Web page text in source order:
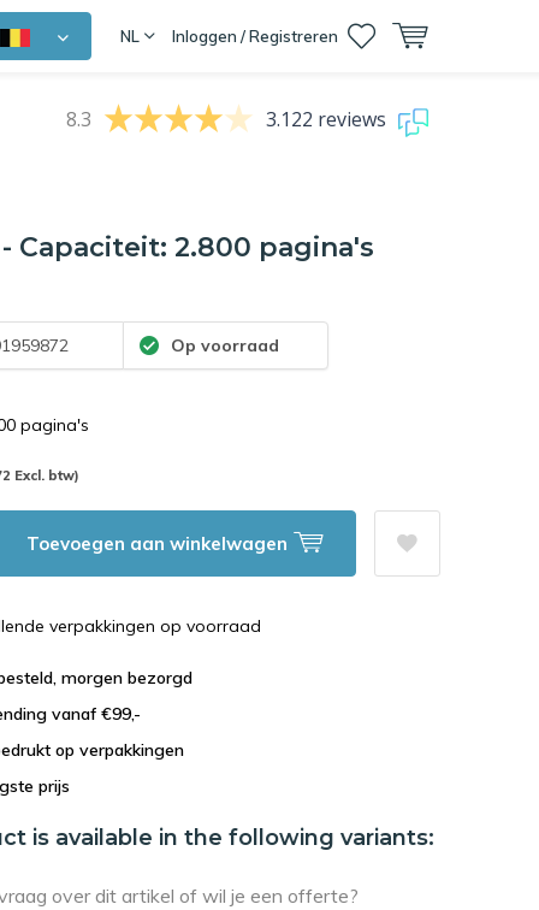
NL Inloggen / Registreren
8.3 3.122 reviews
- Capaciteit: 2.800 pagina's
Op voorraad
pagina's
Excl. btw)
Toevoegen aan winkelwagen
verpakkingen op voorraad
morgen bezorgd
vanaf €99,-
op verpakkingen
prijs
is available in the following variants: